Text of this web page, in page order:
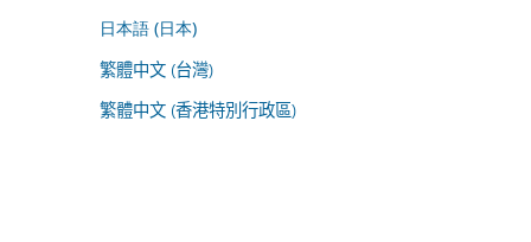
日本語 (日本)
繁體中文 (台灣)
繁體中文 (香港特別行政區)